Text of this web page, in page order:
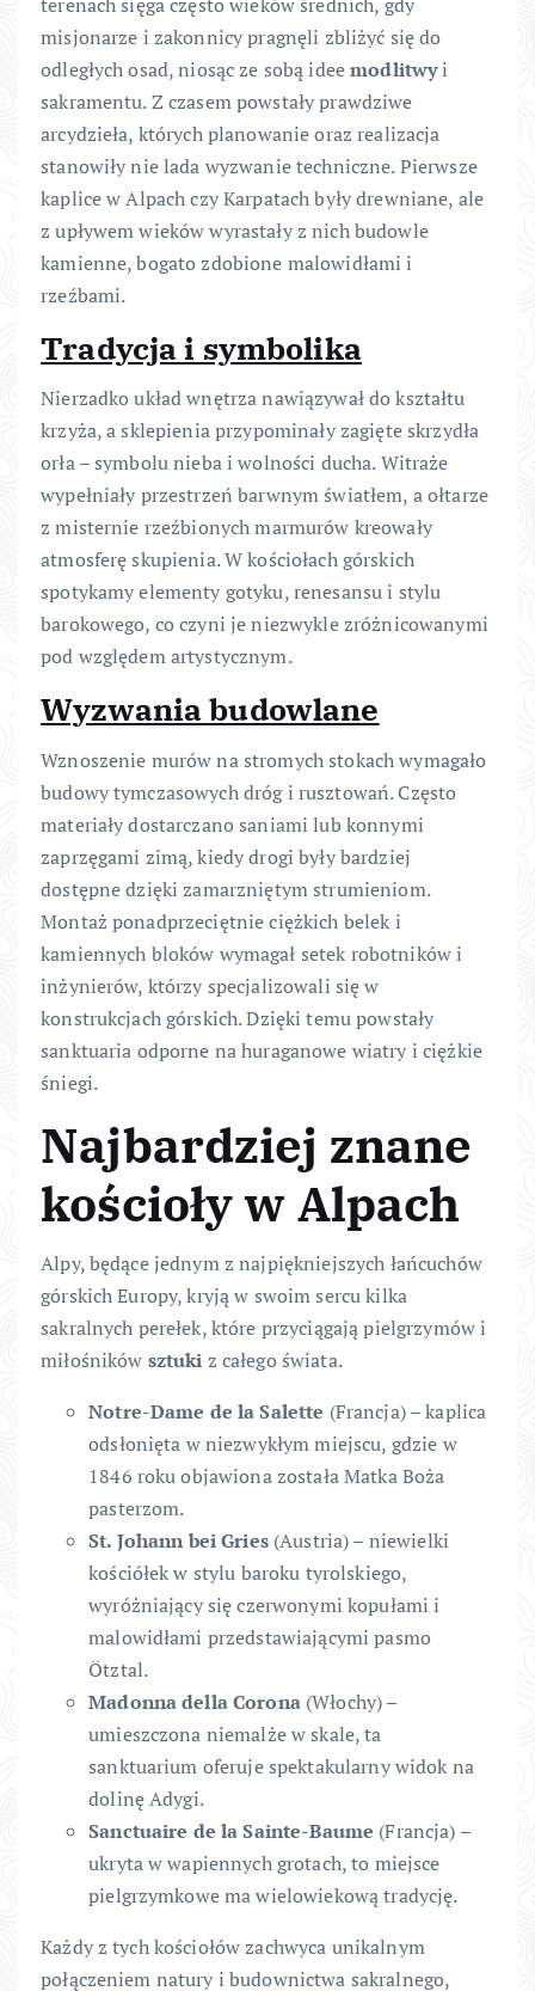
misjonarze i zakonnicy pragnęli zbliżyć się do
odległych osad, niosąc ze sobą ideemodlitwyi
sakramentu. Z czasem powstały prawdziwe
arcydzieła, których planowanie oraz realizacja
stanowiły nie lada wyzwanie techniczne. Pierwsze
kaplice w Alpach czy Karpatach były drewniane, ale
z upływem wieków wyrastały z nich budowle
kamienne, bogato zdobione malowidłami i
rzeźbami.
Tradycja i symbolika
Nierzadko układ wnętrza nawiązywał do kształtu
krzyża, a sklepienia przypominały zagięte skrzydła
orła – symbolu nieba i wolności ducha. Witraże
wypełniały przestrzeń barwnym światłem, a ołtarze
z misternie rzeźbionych marmurów kreowały
atmosferę skupienia. W kościołach górskich
spotykamy elementy gotyku, renesansu i stylu
barokowego, co czyni je niezwykle zróżnicowanymi
pod względem artystycznym.
Wyzwania budowlane
Wznoszenie murów na stromych stokach wymagało
budowy tymczasowych dróg i rusztowań. Często
materiały dostarczano saniami lub konnymi
zaprzęgami zimą, kiedy drogi były bardziej
dostępne dzięki zamarzniętym strumieniom.
Montaż ponadprzeciętnie ciężkich belek i
kamiennych bloków wymagał setek robotników i
inżynierów, którzy specjalizowali się w
konstrukcjach górskich. Dzięki temu powstały
sanktuaria odporne na huraganowe wiatry i ciężkie
śniegi.
Najbardziej znane
kościoły w Alpach
Alpy, będące jednym z najpiękniejszych łańcuchów
górskich Europy, kryją w swoim sercu kilka
sakralnych perełek, które przyciągają pielgrzymów i
miłośników sztuki z całego świata.
Notre-Dame de la Salette (Francja) – kaplica
odsłonięta w niezwykłym miejscu, gdzie w
1846 roku objawiona została Matka Boża
pasterzom.
St. Johann bei Gries(Austria) – niewielki
kościółek w stylu baroku tyrolskiego,
wyróżniający się czerwonymi kopułami i
malowidłami przedstawiającymi pasmo
Ötztal.
Madonna della Corona(Włochy) –
umieszczona niemalże w skale, ta
sanktuarium oferuje spektakularny widok na
dolinę Adygi.
Sanctuaire de la Sainte-Baume (Francja) –
ukryta w wapiennych grotach, to miejsce
pielgrzymkowe ma wielowiekową tradycję.
Każdy z tych kościołów zachwyca unikalnym
połączeniem natury i budownictwa sakralnego,